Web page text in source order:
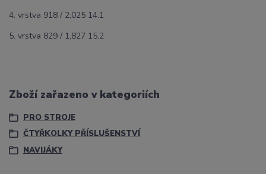
4. vrstva 918 / 2,025 14.1
5. vrstva 829 / 1,827 15.2
Zboží zařazeno v kategoriích
PRO STROJE
ČTYŘKOLKY PŘÍSLUŠENSTVÍ
NAVIJÁKY